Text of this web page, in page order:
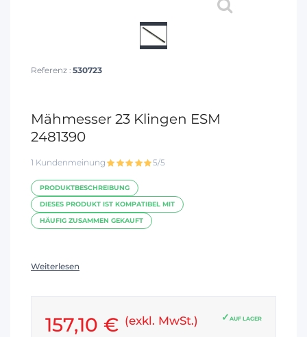
Referenz : 530723
Mähmesser 23 Klingen ESM
2481390
1 Kundenmeinung 5/5
PRODUKTBESCHREIBUNG
DIESES PRODUKT IST KOMPATIBEL MIT
HÄUFIG ZUSAMMEN GEKAUFT
Weiterlesen
AUF LAGER
157,10 € (exkl. MwSt.)